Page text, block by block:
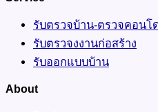
รับตรวจบ้าน-ตรวจคอนโ
รับตรวจงงานก่อสร้าง
รับออกแบบบ้าน
About